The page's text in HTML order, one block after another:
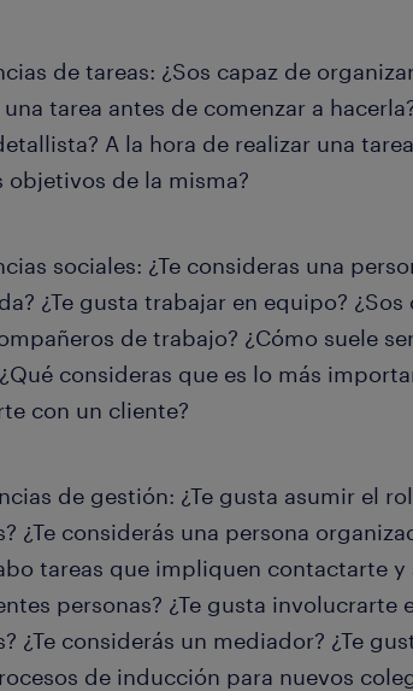
de tareas: ¿Sos capaz de
tarea antes de comenzar a
A la hora de realizar una
objetivos de la misma?
sociales: ¿Te consideras una
¿Te gusta trabajar en equipo?
de trabajo? ¿Cómo suele
consideras que es lo más
con un cliente?
de gestión: ¿Te gusta asumir el
¿Te considerás una persona
tareas que impliquen contactarte y
personas? ¿Te gusta involucrarte
¿Te considerás un mediador? ¿Te
de inducción para nuevos